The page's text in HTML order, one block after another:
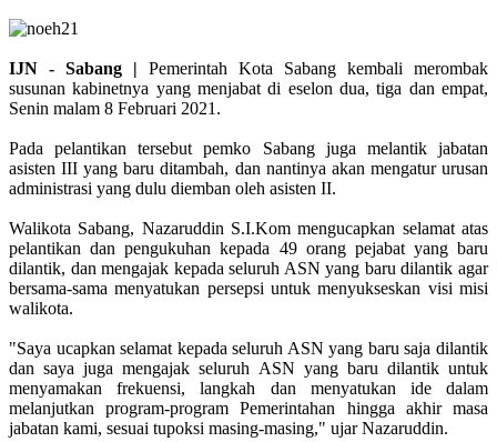
IJN - Sabang | Pemerintah Kota Sabang kembali merombak
susunan kabinetnya yang menjabat di eselon dua, tiga dan empat,
Senin malam 8 Februari 2021.
Pada pelantikan tersebut pemko Sabang juga melantik jabatan
asisten III yang baru ditambah, dan nantinya akan mengatur urusan
administrasi yang dulu diemban oleh asisten II.
Walikota Sabang, Nazaruddin S.I.Kom mengucapkan selamat atas
pelantikan dan pengukuhan kepada 49 orang pejabat yang baru
dilantik, dan mengajak kepada seluruh ASN yang baru dilantik agar
bersama-sama menyatukan persepsi untuk menyukseskan visi misi
walikota.
"Saya ucapkan selamat kepada seluruh ASN yang baru saja dilantik
dan saya juga mengajak seluruh ASN yang baru dilantik untuk
menyamakan frekuensi, langkah dan menyatukan ide dalam
melanjutkan program-program Pemerintahan hingga akhir masa
jabatan kami, sesuai tupoksi masing-masing," ujar Nazaruddin.